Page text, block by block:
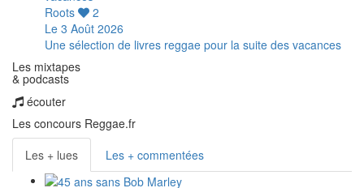
Roots
2
Le 3 Août 2026
Une sélection de livres reggae pour la suite des vacances
Les mixtapes
& podcasts
écouter
Les concours Reggae.fr
Les + lues
Les + commentées